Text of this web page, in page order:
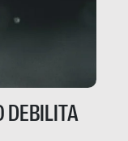
DEBILITA